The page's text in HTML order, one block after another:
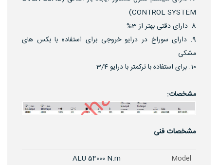
CONTROL SYSTEM)
دارای دقتی بهتر از 3%
دارای سوراخ در درایو خروجی برای استفاده با بکس های
مشکی
برای استفاده با ترکمتر با درایو 3/4
مشخصات:
مشخصات فنی
Model
ALU 54000 N.m